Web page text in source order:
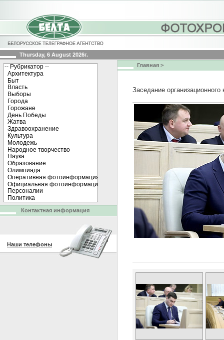
Thursday, 6 August 2026г.
Главная >
Заседание
Контактная информация
Наши телефоны